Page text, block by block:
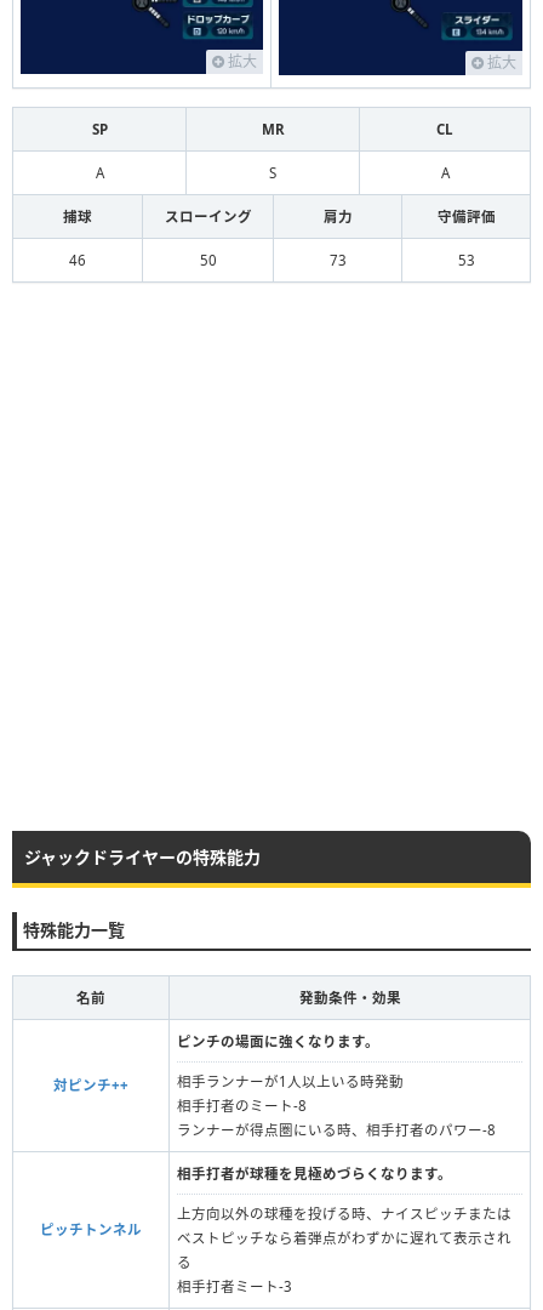
拡大 拡大
SP MR CL
A S A
捕球 スローイング 肩力 守備評価
46 50 73 53
ジャックドライヤーの特殊能力
特殊能力一覧
名前 発動条件・効果
対ピンチ++
ピンチの場面に強くなります。
相手ランナーが1人以上いる時発動
相手打者のミート-8
ランナーが得点圏にいる時、相手打者のパワー-8
ピッチトンネル
相手打者が球種を見極めづらくなります。
上方向以外の球種を投げる時、ナイスピッチまたは
ベストピッチなら着弾点がわずかに遅れて表示され
る
相手打者ミート-3